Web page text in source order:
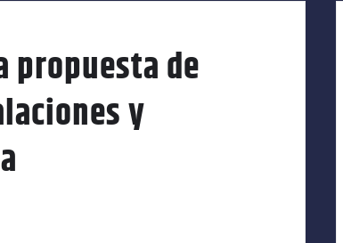
propuesta de
y